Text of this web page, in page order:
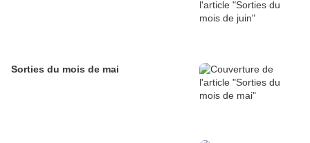
Sorties du mois de mai